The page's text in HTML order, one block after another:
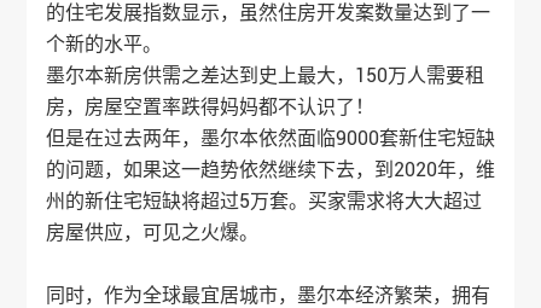
的住宅发展指数显示，虽然住房开发案数量达到了一
个新的水平。
墨尔本新房供需之差达到史上最大，150万人需要租
房，房屋空置率跌得妈妈都不认识了！
但是在过去两年，墨尔本依然面临9000套新住宅短缺
的问题，如果这一趋势依然继续下去，到2020年，维
州的新住宅短缺将超过5万套。买家需求将大大超过
房屋供应，可见之火爆。
同时，作为全球最宜居城市，墨尔本经济繁荣，拥有